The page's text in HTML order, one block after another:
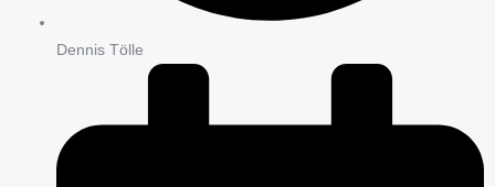
Dennis Tölle